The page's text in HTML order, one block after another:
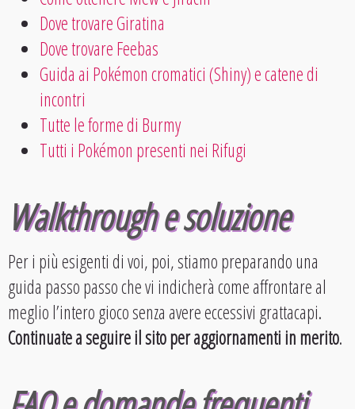
Dove trovare Giratina
Dove trovare Feebas
Guida ai Pokémon cromatici (Shiny) e catene di
incontri
Tutte le forme di Burmy
Tutti i Pokémon presenti nei Rifugi
Walkthrough e soluzione
Per i più esigenti di voi, poi, stiamo preparando una
guida passo passo che vi indicherà come affrontare al
meglio l’intero gioco senza avere eccessivi grattacapi.
Continuate a seguire il sito per aggiornamenti in merito.